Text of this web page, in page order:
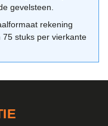
gevelsteen.
rekening
stuks per vierkante